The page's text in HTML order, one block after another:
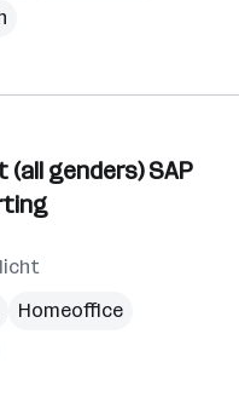
genders) SAP
Homeoffice